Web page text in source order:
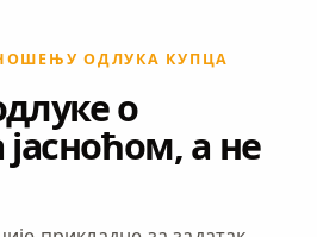
ОДЛУКА КУПЦА
о
а не